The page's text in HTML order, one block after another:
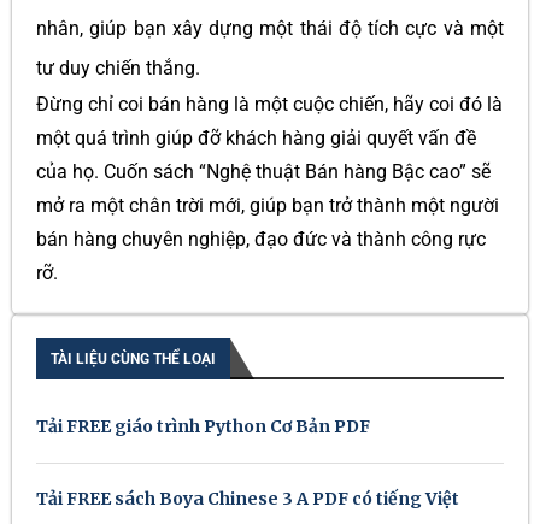
nhân, giúp bạn xây dựng một thái độ tích cực và một
tư duy chiến thắng.
Đừng chỉ coi bán hàng là một cuộc chiến, hãy coi đó là
một quá trình giúp đỡ khách hàng giải quyết vấn đề
của họ. Cuốn sách “Nghệ thuật Bán hàng Bậc cao” sẽ
mở ra một chân trời mới, giúp bạn trở thành một người
bán hàng chuyên nghiệp, đạo đức và thành công rực
rỡ.
TÀI LIỆU CÙNG THỂ LOẠI
Tải FREE giáo trình Python Cơ Bản PDF
Tải FREE sách Boya Chinese 3 A PDF có tiếng Việt